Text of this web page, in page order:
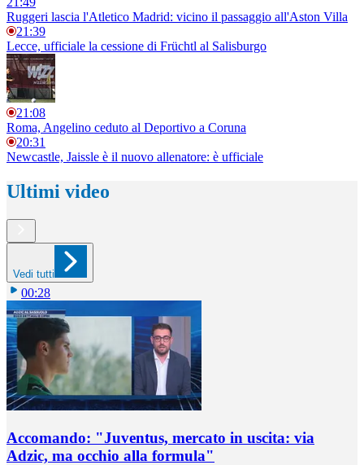
Ruggeri lascia l'Atletico Madrid: vicino il passaggio all'Aston Villa
21:39
Lecce, ufficiale la cessione di Früchtl al Salisburgo
21:08
Roma, Angelino ceduto al Deportivo a Coruna
20:31
Newcastle, Jaissle è il nuovo allenatore: è ufficiale
Ultimi video
Vedi tutti
00:28
Accomando: "Juventus, mercato in uscita: via
Adzic, ma occhio alla formula"